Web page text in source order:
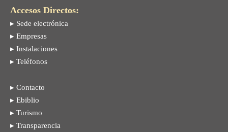
Accesos Directos:
▸ Sede electrónica
▸ Empresas
▸ Instalaciones
▸ Teléfonos
▸ Contacto
▸ Ebiblio
▸ Turismo
▸ Transparencia